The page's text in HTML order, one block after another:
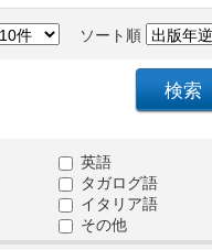
ソート順
英語
タガログ語
イタリア語
その他